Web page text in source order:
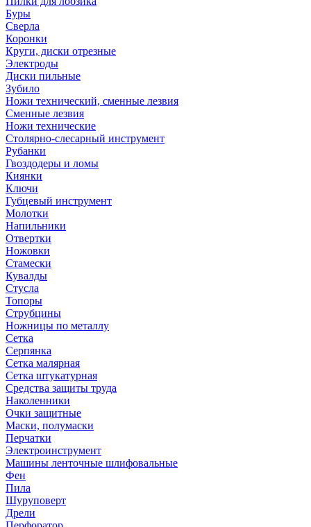
Буры
Сверла
Коронки
Круги, диски отрезные
Электроды
Диски пильные
Зубило
Ножи технический, сменные лезвия
Сменные лезвия
Ножи технические
Столярно-слесарный инструмент
Рубанки
Гвоздодеры и ломы
Киянки
Ключи
Губцевый инструмент
Молотки
Напильники
Отвертки
Ножовки
Стамески
Кувалды
Стусла
Топоры
Струбцины
Ножницы по металлу
Сетка
Серпянка
Сетка малярная
Сетка штукатурная
Средства защиты труда
Наколенники
Очки защитные
Маски, полумаски
Перчатки
Электроинструмент
Машины ленточные шлифовальные
Фен
Пила
Шуруповерт
Дрели